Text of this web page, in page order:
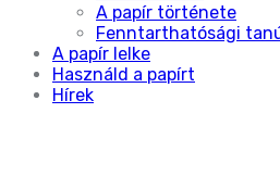
A papír története
Fenntarthatósági
A papír lelke
Használd a papírt
Hírek